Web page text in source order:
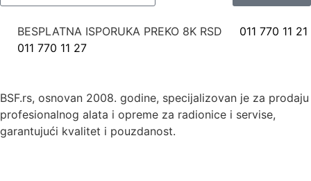
BESPLATNA ISPORUKA PREKO 8K RSD
011 770 11 21
011 770 11 27
BSF.rs, osnovan 2008. godine, specijalizovan je za prodaju
profesionalnog alata i opreme za radionice i servise,
garantujući kvalitet i pouzdanost.